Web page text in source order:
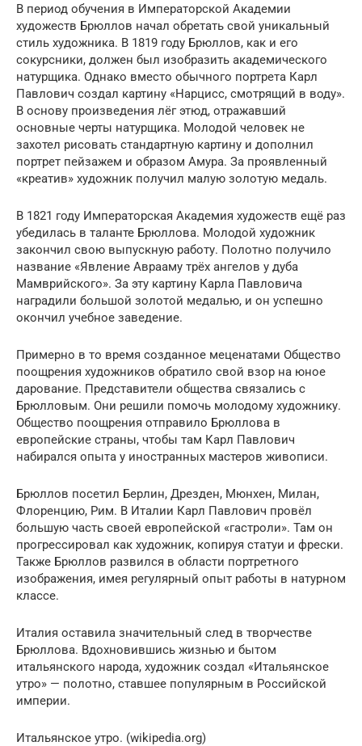
В период обучения в Императорской Академии
художеств Брюллов начал обретать свой уникальный
стиль художника. В 1819 году Брюллов, как и его
сокурсники, должен был изобразить академического
натурщика. Однако вместо обычного портрета Карл
Павлович создал картину «Нарцисс, смотрящий в воду».
В основу произведения лёг этюд, отражавший
основные черты натурщика. Молодой человек не
захотел рисовать стандартную картину и дополнил
портрет пейзажем и образом Амура. За проявленный
«креатив» художник получил малую золотую медаль.
В 1821 году Императорская Академия художеств ещё раз
убедилась в таланте Брюллова. Молодой художник
закончил свою выпускную работу. Полотно получило
название «Явление Аврааму трёх ангелов у дуба
Мамврийского». За эту картину Карла Павловича
наградили большой золотой медалью, и он успешно
окончил учебное заведение.
Примерно в то время созданное меценатами Общество
поощрения художников обратило свой взор на юное
дарование. Представители общества связались с
Брюлловым. Они решили помочь молодому художнику.
Общество поощрения отправило Брюллова в
европейские страны, чтобы там Карл Павлович
набирался опыта у иностранных мастеров живописи.
Брюллов посетил Берлин, Дрезден, Мюнхен, Милан,
Флоренцию, Рим. В Италии Карл Павлович провёл
большую часть своей европейской «гастроли». Там он
прогрессировал как художник, копируя статуи и фрески.
Также Брюллов развился в области портретного
изображения, имея регулярный опыт работы в натурном
классе.
Италия оставила значительный след в творчестве
Брюллова. Вдохновившись жизнью и бытом
итальянского народа, художник создал «Итальянское
утро» — полотно, ставшее популярным в Российской
империи.
Итальянское утро. (wikipedia.org)